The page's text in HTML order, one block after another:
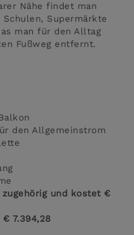
Nähe findet man
Supermärkte
man für den Alltag
Fußweg entfernt.
den Allgemeinstrom
zugehörig und kostet €
7.394,28